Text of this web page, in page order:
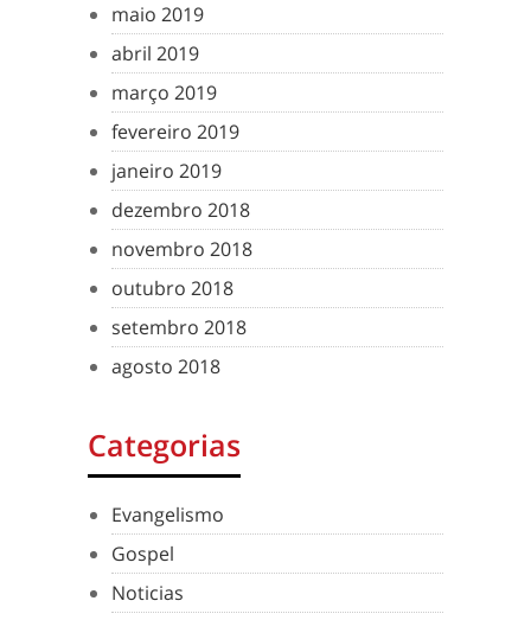
maio 2019
abril 2019
março 2019
fevereiro 2019
janeiro 2019
dezembro 2018
novembro 2018
outubro 2018
setembro 2018
agosto 2018
Categorias
Evangelismo
Gospel
Noticias